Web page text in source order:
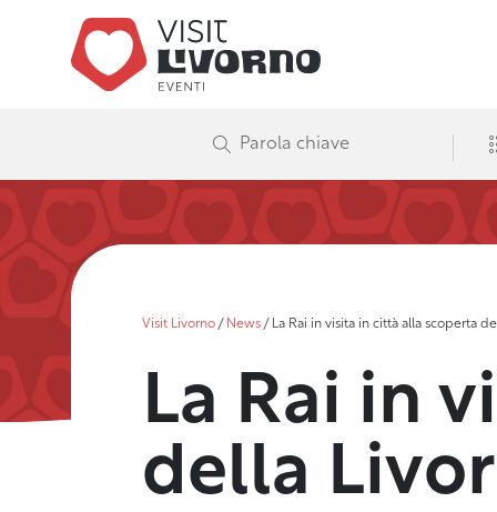
Visit Livorno / News / La Rai in visita in città alla scoperta
La Rai in
della